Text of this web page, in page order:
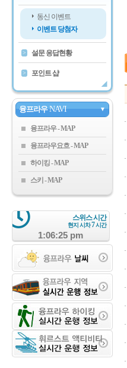
동신 이벤트
이벤트 당첨자
> 설문 응답현황
> 포인트 샵
융프라우 NAVI ▼
융프라우
융프라우요흐
하이킹
스키
스위스 시간
현지 시차7시간
1:06:26 pm